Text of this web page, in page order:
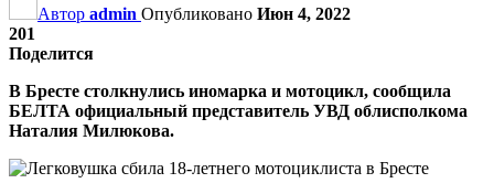
Автор admin Опубликовано Июн 4, 2022
201
Поделится
В Бресте столкнулись иномарка и мотоцикл, сообщила
БЕЛТА официальный представитель УВД облисполкома
Наталия Милюкова.